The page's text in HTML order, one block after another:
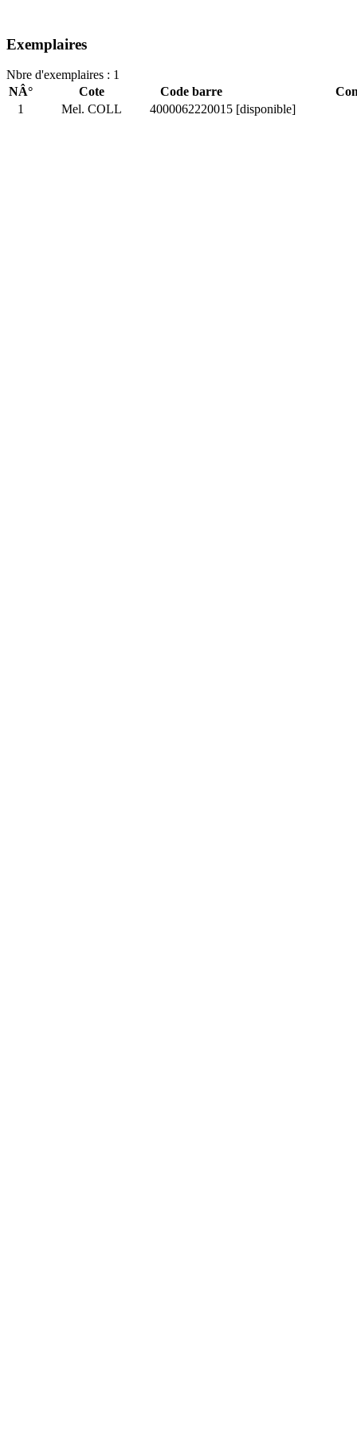
Exemplaires
Nbre d'exemplaires : 1
NÂ°
Cote Code barre
1
Mel. COLL 4000062220015 [disponible]